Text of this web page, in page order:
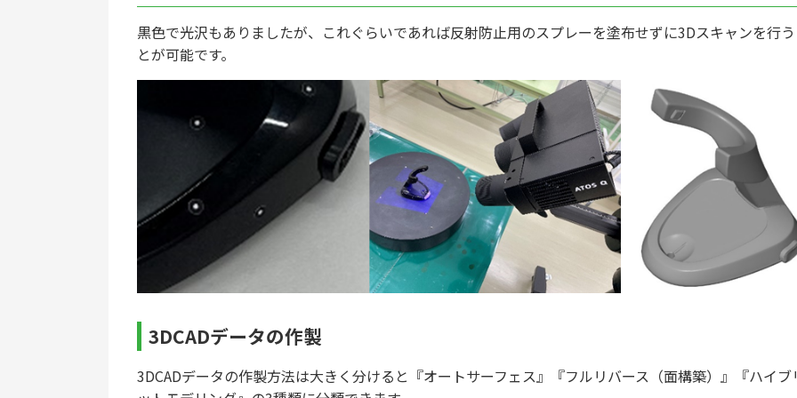
黒色で光沢もありましたが、これぐらいであれば反射防止用のスプレーを塗布せずに3Dスキャンを行
とが可能です。
3DCADデータの作製
3DCADデータの作製方法は大きく分けると『オートサーフェス』『フルリバース（面構築）』『ハイブ